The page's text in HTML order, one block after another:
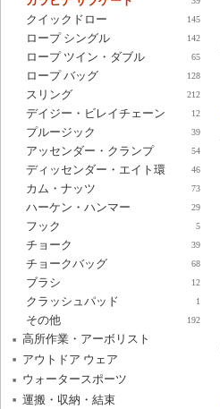
クイックドロー 145
ロープ シングル 142
ロープ ツイン・ダブル 65
ロープ バッグ 128
スリング 212
デイジー・ビレイチェーン 12
プルージック 39
アッセンダー・クランプ 54
ディッセンダー・エイト環 46
カム・ナッツ 73
ハーケン・ハンマー 29
フック 5
チョーク 39
チョークバッグ 68
ブラシ 12
クラッシュパッド 1
その他 192
高所作業・アーボリスト
アウトドア ウェア
ウォータースポーツ
運搬・収納・結束